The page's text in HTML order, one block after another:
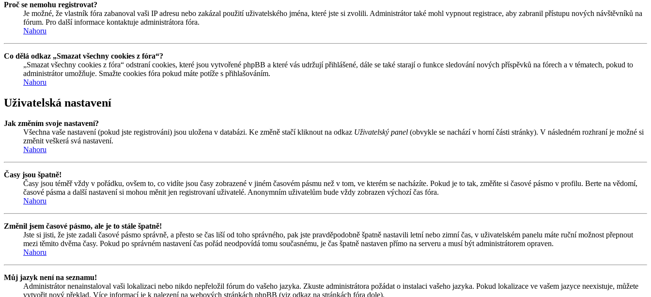
Proč se nemohu registrovat?
Je možné, že vlastník fóra zabanoval vaši IP adresu nebo zakázal použití uživatelského jména, které jste si zvolili. Administrátor také mohl vypnout registrace, aby zabranil přístupu nových návštěvníků na
fórum. Pro další informace kontaktuje administrátora fóra.
Nahoru
Co dělá odkaz „Smazat všechny cookies z fóra“?
„Smazat všechny cookies z fóra“ odstraní cookies, které jsou vytvořené phpBB a které vás udržují přihlášené, dále se také starají o funkce sledování nových příspěvků na fórech a v tématech, pokud to
administrátor umožňuje. Smažte cookies fóra pokud máte potíže s přihlašováním.
Nahoru
Uživatelská nastavení
Jak změním svoje nastavení?
Všechna vaše nastavení (pokud jste registrováni) jsou uložena v databázi. Ke změně stačí kliknout na odkaz Uživatelský panel (obvykle se nachází v horní části stránky). V následném rozhraní je možné si
změnit veškerá svá nastavení.
Nahoru
Časy jsou špatně!
Časy jsou téměř vždy v pořádku, ovšem to, co vidíte jsou časy zobrazené v jiném časovém pásmu než v tom, ve kterém se nacházíte. Pokud je to tak, změňte si časové pásmo v profilu. Berte na vědomí,
časové pásma a další nastavení si mohou měnit jen registrovaní uživatelé. Anonymním uživatelům bude vždy zobrazen výchozí čas fóra.
Nahoru
Změnil jsem časové pásmo, ale je to stále špatně!
Jste si jisti, že jste zadali časové pásmo správně, a přesto se čas liší od toho správného, pak jste pravděpodobně špatně nastavili letní nebo zimní čas, v uživatelském panelu máte ruční možnost přepnout
mezi těmito dvěma časy. Pokud po správném nastavení čas pořád neodpovídá tomu současnému, je čas špatně nastaven přímo na serveru a musí být administrátorem opraven.
Nahoru
Můj jazyk není na seznamu!
Administrátor nenainstaloval vaši lokalizaci nebo nikdo nepřeložil fórum do vašeho jazyka. Zkuste administrátora požádat o instalaci vašeho jazyka. Pokud lokalizace ve vašem jazyce neexistuje, můžete
vytvořit nový překlad. Více informací je k nalezení na webových stránkách phpBB (viz odkaz na stránkách fóra dole).